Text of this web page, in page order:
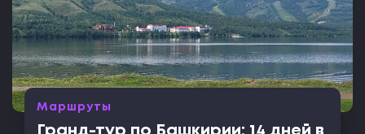
Маршруты
Гранд-тур по Башкирии: 14 дней в